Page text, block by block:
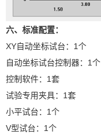
六、标准配置：
XY自动坐标试台：1个
自动坐标试台控制器：1个
控制软件：1套
试验专用夹具：1套
小平试台：1个
V型试台：1个